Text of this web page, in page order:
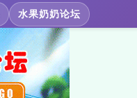
水果奶奶论坛